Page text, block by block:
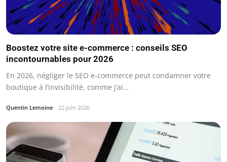
Boostez votre site e-commerce : conseils SEO
incontournables pour 2026
En 2026, négliger le SEO e-commerce peut condamner votre
boutique à l’invisibilité, comme j’ai…
Quentin Lemoine 22 juin 2026